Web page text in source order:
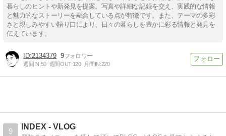
暮らしのヒントや新発見を提案。写真や詳細な記録を交え、実践的な情報
と魅力的なストーリーを融合している点が特徴です。また、テーマの多彩
さと親しみやすい語り口により、日々の暮らしを豊かに彩る情報と発見を
伝えています。
2134379 9
週間IN:50 週間OUT:120 月間IN:220
9
INDEX - VLOG